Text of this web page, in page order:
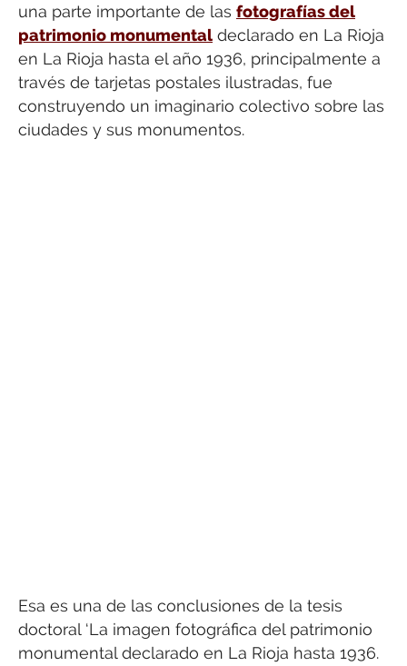
una parte importante de las fotografías del
patrimonio monumental declarado en La Rioja
en La Rioja hasta el año 1936, principalmente a
través de tarjetas postales ilustradas, fue
construyendo un imaginario colectivo sobre las
ciudades y sus monumentos.
Esa es una de las conclusiones de la tesis
doctoral ‘La imagen fotográfica del patrimonio
monumental declarado en La Rioja hasta 1936.